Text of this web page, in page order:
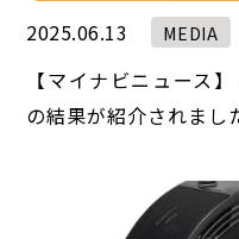
2025.06.13 MEDIA
【マイナビニュース
の結果が紹介されまし